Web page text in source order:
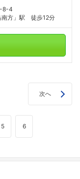
8-4
南方」駅 徒歩12分
次へ
5 6